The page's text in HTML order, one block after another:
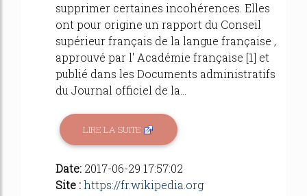
supprimer certaines incohérences. Elles
ont pour origine un rapport du Conseil
supérieur français de la langue française ,
approuvé par l' Académie française [1] et
publié dans les Documents administratifs
du Journal officiel de la...
LIRE LA SUITE
Date: 2017-06-29 17:57:02
Site :https://fr.wikipedia.org